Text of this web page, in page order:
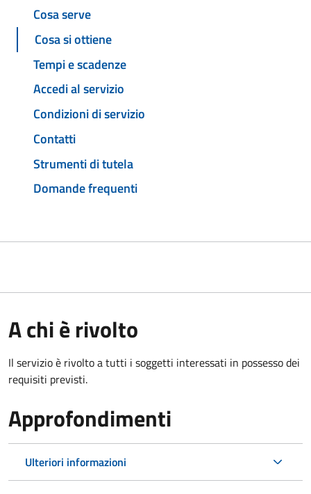
Cosa serve
Cosa si ottiene
Tempi e scadenze
Accedi al servizio
Condizioni di servizio
Contatti
Strumenti di tutela
Domande frequenti
A chi è rivolto
Il servizio è rivolto a tutti i soggetti interessati in possesso dei
requisiti previsti.
Approfondimenti
Ulteriori informazioni